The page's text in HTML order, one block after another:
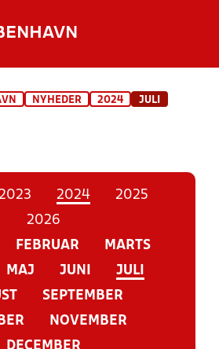
KLUBBER OG
NYHEDER 2024 JULI
2023 2024
2025
2026
FEBRUAR
MARTS
MAJ JUNI
JULI
SEPTEMBER
NOVEMBER
DECEMBER